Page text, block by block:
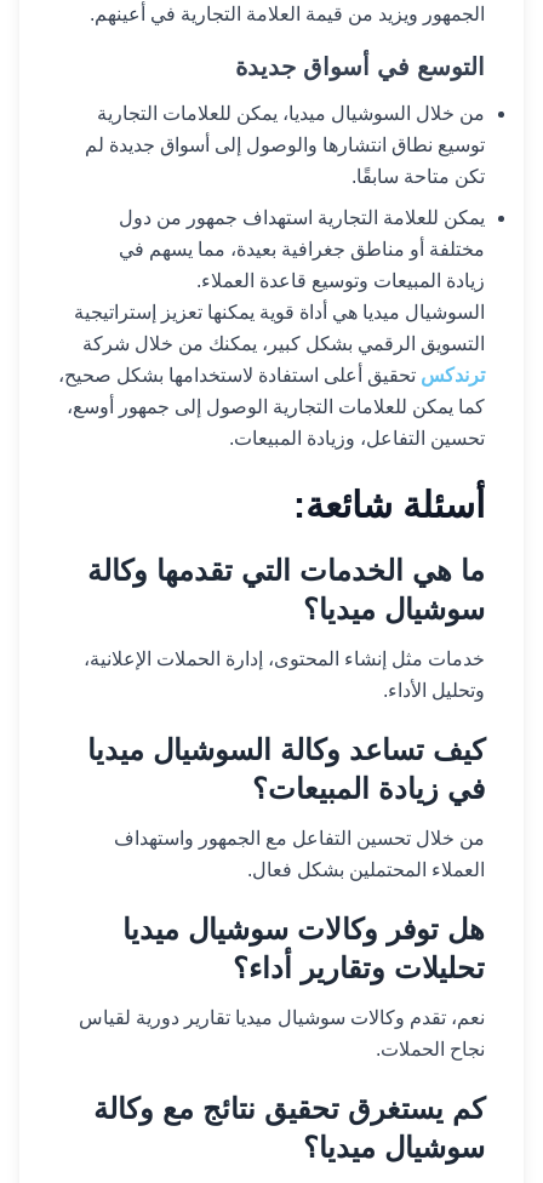
الجمهور ويزيد من قيمة العلامة التجارية في أعينهم.
التوسع في أسواق جديدة
من خلال السوشيال ميديا، يمكن للعلامات التجارية
توسيع نطاق انتشارها والوصول إلى أسواق جديدة لم
تكن متاحة سابقًا.
يمكن للعلامة التجارية استهداف جمهور من دول
مختلفة أو مناطق جغرافية بعيدة، مما يسهم في
زيادة المبيعات وتوسيع قاعدة العملاء.
السوشيال ميديا هي أداة قوية يمكنها تعزيز إستراتيجية
التسويق الرقمي بشكل كبير، يمكنك من خلال شركة
ترندكس تحقيق أعلى استفادة لاستخدامها بشكل صحيح،
كما يمكن للعلامات التجارية الوصول إلى جمهور أوسع،
تحسين التفاعل، وزيادة المبيعات.
أسئلة شائعة:
ما هي الخدمات التي تقدمها وكالة
سوشيال ميديا؟
خدمات مثل إنشاء المحتوى، إدارة الحملات الإعلانية،
وتحليل الأداء.
كيف تساعد وكالة السوشيال ميديا
في زيادة المبيعات؟
من خلال تحسين التفاعل مع الجمهور واستهداف
العملاء المحتملين بشكل فعال.
هل توفر وكالات سوشيال ميديا
تحليلات وتقارير أداء؟
نعم، تقدم وكالات سوشيال ميديا تقارير دورية لقياس
نجاح الحملات.
كم يستغرق تحقيق نتائج مع وكالة
سوشيال ميديا؟